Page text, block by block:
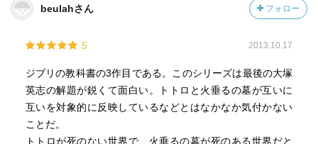
beulahさん フォロー
5 2013.10.17
ジブリの教科書の3作目である。このシリーズは最後の大塚
英志の解題が鋭くて面白い。トトロと火垂るの墓が互いに
互いを対象的に反映しているなどとはなかなか気付かない
ことだ。
トトロが死のない世界で、火垂るの墓が死のある世界だと